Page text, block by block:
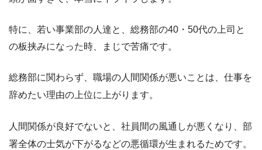
特に、 若い事業部の人達と、総務部の40・50代の上司と
の板挟みになった時、まじで苦痛です。
総務部に関わらず、 職場の人間関係が悪いこと は、 仕事を
辞めたい理由の上位に上がります。
人間関係が良好でないと、社員間の風通しが悪くなり、部
署全体の士気が下がるなどの悪循環が生まれるためです。